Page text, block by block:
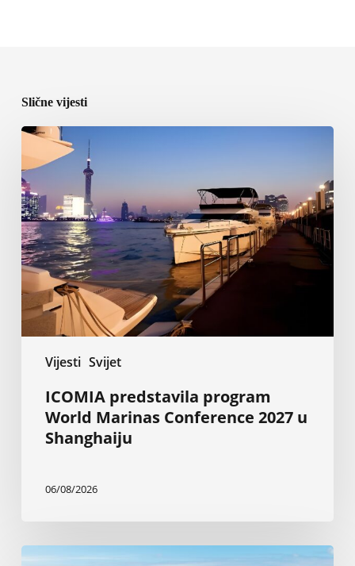
Slične vijesti
Vijesti Svijet
ICOMIA
predstavila
program
World
Marinas
Conference
2027
u
Shanghaiju
ICOMIA predstavila program
World Marinas Conference 2027 u
Shanghaiju
06/08/2026
Rotterdam: